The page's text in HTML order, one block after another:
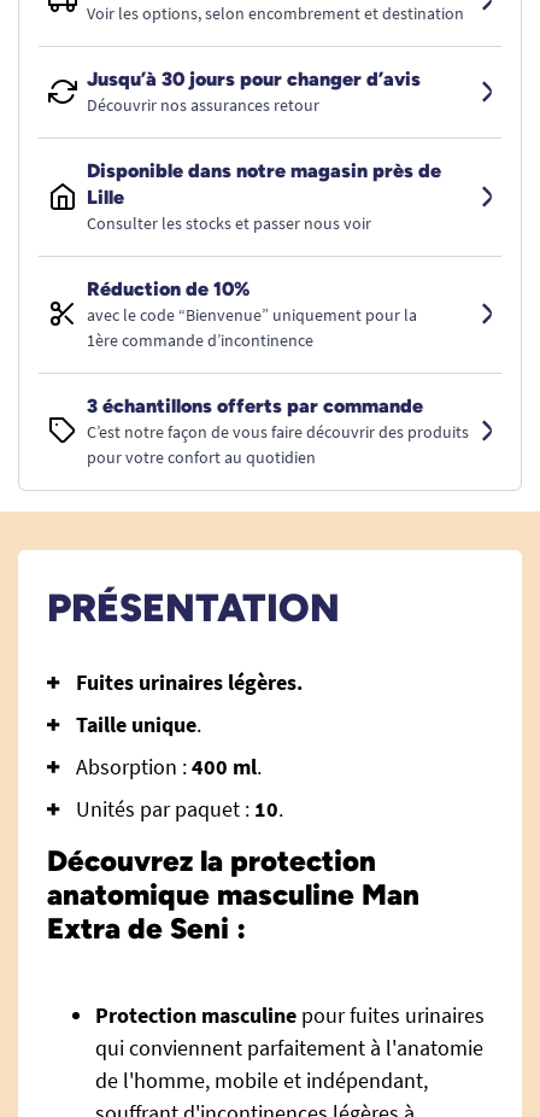
Voir les options, selon encombrement et destination
Jusqu’à 30 jours pour changer d’avis
Découvrir nos assurances retour
Disponible dans notre magasin près de
Lille
Consulter les stocks et passer nous voir
Réduction de 10%
avec le code “Bienvenue” uniquement pour la
1ère commande d’incontinence
3 échantillons offerts par commande
C’est notre façon de vous faire découvrir des produits
pour votre confort au quotidien
PRÉSENTATION
Fuites urinaires légères.
Taille unique.
Absorption :400 ml.
Unités par paquet : 10.
Découvrez la protection
anatomique masculine Man
Extra de Seni :
Protection masculine pour fuites urinaires
qui conviennent parfaitement à l'anatomie
de l'homme, mobile et indépendant,